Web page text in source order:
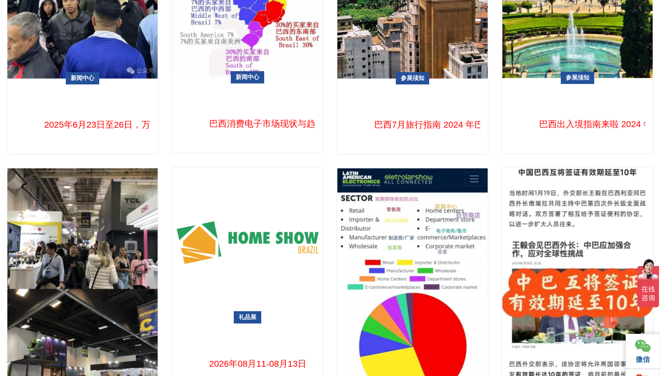
新闻中心
2025年6月23日至26日，万众瞩目的巴西国际电子展（ES 2025）在圣保罗安年比会展中心隆重举办。来自世界各地的展商与专业观众齐聚一堂，共同见
新闻中心
巴西消费电子市场现状与趋势概览 巴西，作为拉丁美洲最大的经济体，近年的消费电子市场展现出了强劲的增长
参展须知
巴西7月旅行指南 2024 年巴西圣保罗国际消费类电子及家电展览会（
参展须知
巴西出入境指南来啦 2024 年
礼品展
2026年08月11-08月13日 首页 > 展会项目 >礼品展>2024年巴西国际家庭用品及礼品展览会Home... 微信
微信